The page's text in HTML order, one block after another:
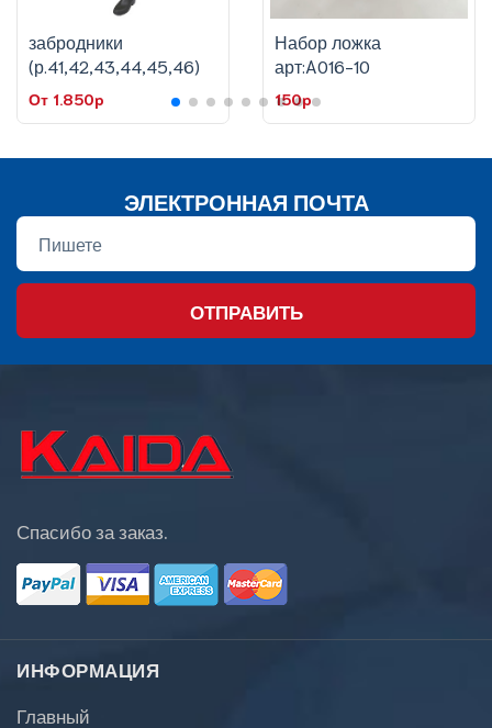
забродники
(р.41,42,43,44,45,46)
От 1.850p
Набор ложка
арт:A016-10
150p
ЭЛЕКТРОННАЯ ПОЧТА
ОТПРАВИТЬ
Спасибо за заказ.
ИНФОРМАЦИЯ
Главный